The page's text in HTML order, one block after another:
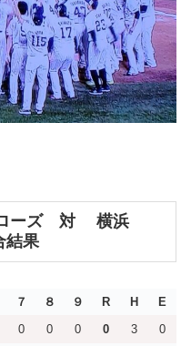
ローズ 対 横浜
結果
７ ８ ９ R H E
0 0 0 0 3 0